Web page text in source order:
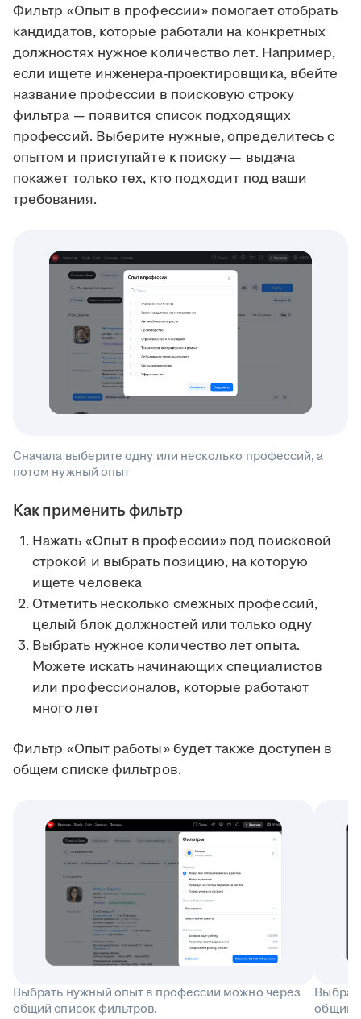
Фильтр «Опыт в профессии» помогает отобрать
кандидатов, которые работали на конкретных
должностях нужное количество лет. Например,
если ищете инженера-проектировщика, вбейте
название профессии в поисковую строку
фильтра — появится список подходящих
профессий. Выберите нужные, определитесь с
опытом и приступайте к поиску — выдача
покажет только тех, кто подходит под ваши
требования.
Сначала выберите одну или несколько профессий, а
потом нужный опыт
Как применить фильтр
Нажать «Опыт в профессии» под поисковой
строкой и выбрать позицию, на которую
ищете человека
Отметить несколько смежных профессий,
целый блок должностей или только одну
Выбрать нужное количество лет опыта.
Можете искать начинающих специалистов
или профессионалов, которые работают
много лет
Фильтр «Опыт работы» будет также доступен в
общем списке фильтров.
Выбрать нужный опыт в профессии можно через
общий список фильтров.
общий